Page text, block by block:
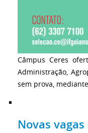
Câmpus Ceres
Administração,
sem prova,
Novas